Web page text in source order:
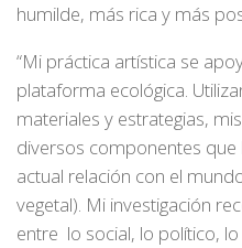
humilde, más rica y más
“Mi práctica artística se
plataforma ecológica.
materiales y estrategias,
diversos componentes
actual relación con el
vegetal). Mi investigación
entre lo social, lo político,